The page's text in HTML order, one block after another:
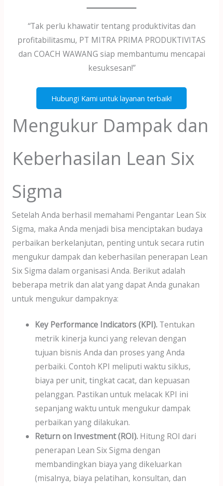
“Tak perlu khawatir tentang produktivitas dan
profitabilitasmu, PT MITRA PRIMA PRODUKTIVITAS
dan COACH WAWANG siap membantumu mencapai
kesuksesan!”
Hubungi Kami untuk layanan terbaik!
Mengukur Dampak dan
Keberhasilan Lean Six
Sigma
Setelah Anda berhasil memahami Pengantar Lean Six
Sigma, maka Anda menjadi bisa menciptakan budaya
perbaikan berkelanjutan, penting untuk secara rutin
mengukur dampak dan keberhasilan penerapan Lean
Six Sigma dalam organisasi Anda. Berikut adalah
beberapa metrik dan alat yang dapat Anda gunakan
untuk mengukur dampaknya:
Key Performance Indicators (KPI). Tentukan
metrik kinerja kunci yang relevan dengan
tujuan bisnis Anda dan proses yang Anda
perbaiki. Contoh KPI meliputi waktu siklus,
biaya per unit, tingkat cacat, dan kepuasan
pelanggan. Pastikan untuk melacak KPI ini
sepanjang waktu untuk mengukur dampak
perbaikan yang dilakukan.
Return on Investment (ROI). Hitung ROI dari
penerapan Lean Six Sigma dengan
membandingkan biaya yang dikeluarkan
(misalnya, biaya pelatihan, konsultan, dan